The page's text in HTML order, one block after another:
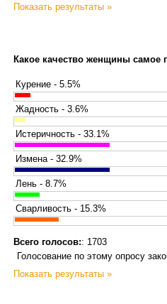
Показать результаты »
Какое качество женщины
Курение - 5.5%
Жадность - 3.6%
Истеричность - 33.1%
Измена - 32.9%
Лень - 8.7%
Сварливость - 15.3%
Всего голосов:: 1703
Голосование по этому опросу
Показать результаты »